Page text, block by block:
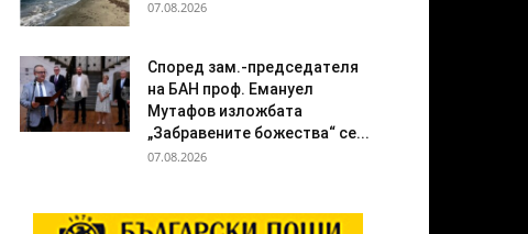
07.08.2026
Според зам.-председателя
на БАН проф. Емануел
Мутафов изложбата
„Забравените божества“ се...
07.08.2026